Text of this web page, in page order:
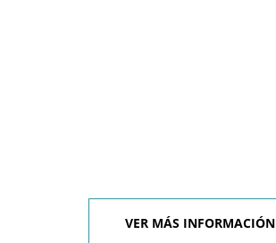
VER MÁS INFORMACIÓN